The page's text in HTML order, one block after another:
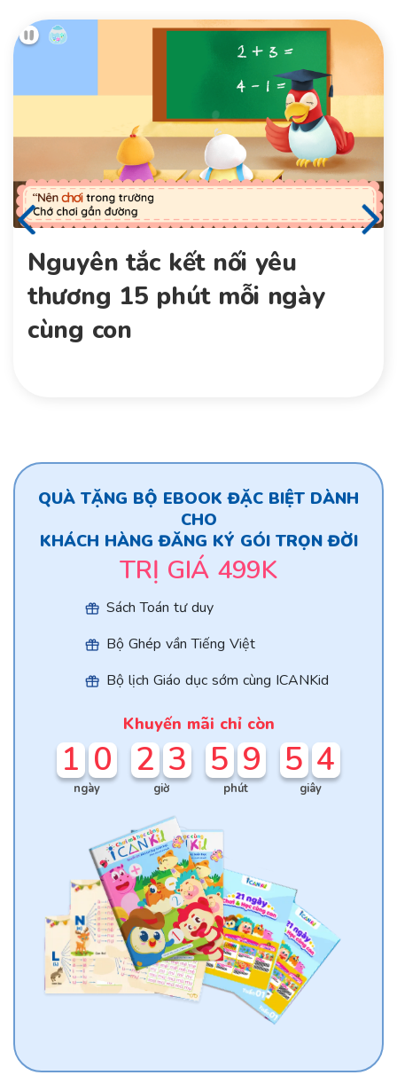
Nguyên tắc kết nối yêu
thương 15 phút mỗi ngày
cùng con
QUÀ TẶNG BỘ EBOOK ĐẶC BIỆT DÀNH
CHO
KHÁCH HÀNG ĐĂNG KÝ GÓI TRỌN ĐỜI
TRỊ GIÁ 499K
Sách Toán tư duy
Bộ Ghép vần Tiếng Việt
Bộ lịch Giáo dục sớm cùng ICANKid
Khuyến mãi chỉ còn
1 0
ngày
2 3
giờ
5 9
phút
5 3
giây